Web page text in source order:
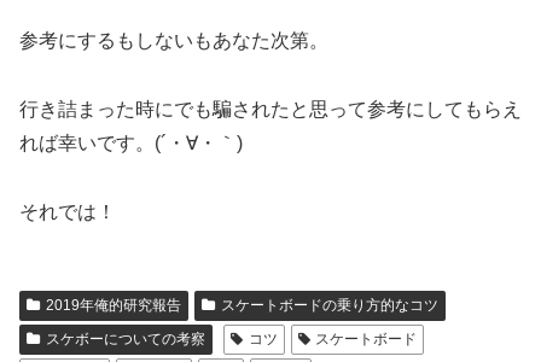
参考にするもしないもあなた次第。
行き詰まった時にでも騙されたと思って参考にしてもらえ
れば幸いです。(´・∀・｀)
それでは！
2019年俺的研究報告
スケートボードの乗り方的なコツ
スケボーについての考察
コツ
スケートボード